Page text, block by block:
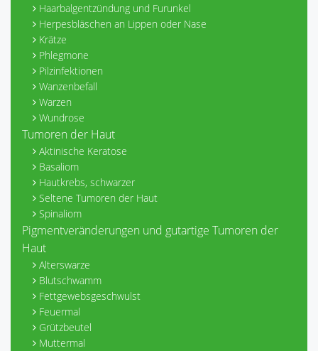
Haarbalgentzündung und Furunkel
Herpesbläschen an Lippen oder Nase
Krätze
Phlegmone
Pilzinfektionen
Wanzenbefall
Warzen
Wundrose
Tumoren der Haut
Aktinische Keratose
Basaliom
Hautkrebs, schwarzer
Seltene Tumoren der Haut
Spinaliom
Pigmentveränderungen und gutartige Tumoren der
Haut
Alterswarze
Blutschwamm
Fettgewebsgeschwulst
Feuermal
Grützbeutel
Muttermal